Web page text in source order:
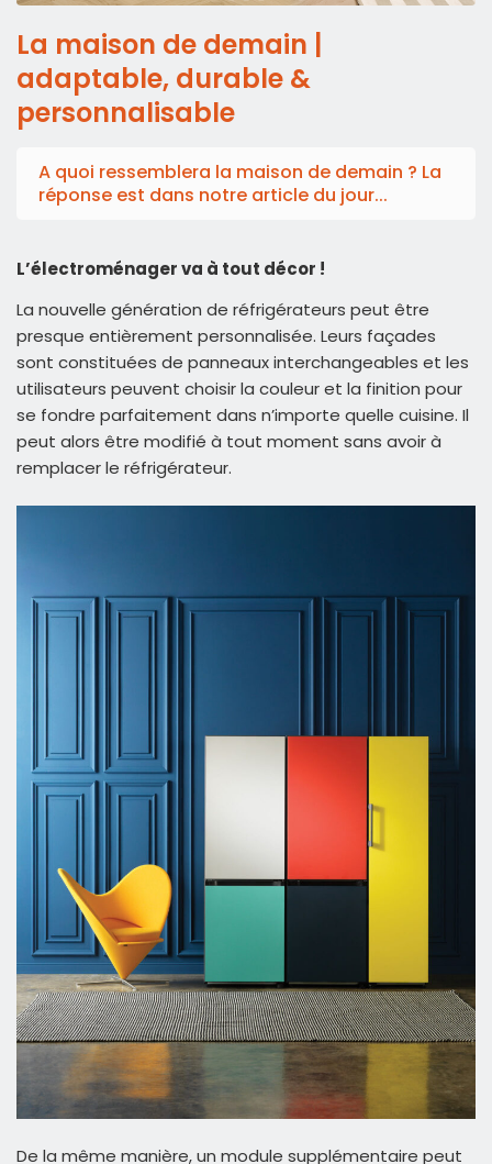
La maison de demain |
adaptable, durable &
personnalisable
A quoi ressemblera la maison de demain ? La
réponse est dans notre article du jour...
L’électroménager va à tout décor !
La nouvelle génération de réfrigérateurs peut être
presque entièrement personnalisée. Leurs façades
sont constituées de panneaux interchangeables et les
utilisateurs peuvent choisir la couleur et la finition pour
se fondre parfaitement dans n’importe quelle cuisine. Il
peut alors être modifié à tout moment sans avoir à
remplacer le réfrigérateur.
De la même manière, un module supplémentaire peut